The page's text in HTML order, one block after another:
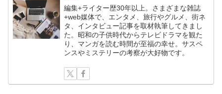
編集+ライター歴30年以上。さまざまな雑誌
+web媒体で、エンタメ、旅行やグルメ、街ネ
タ、インタビュー記事を取材執筆してきまし
た。昭和の子供時代からテレビドラマを観た
り、マンガを読む時間が至福の幸せ。サスペ
ンスやミステリーの考察が大好物です。